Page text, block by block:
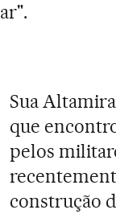
Sua
que
pelos
construção